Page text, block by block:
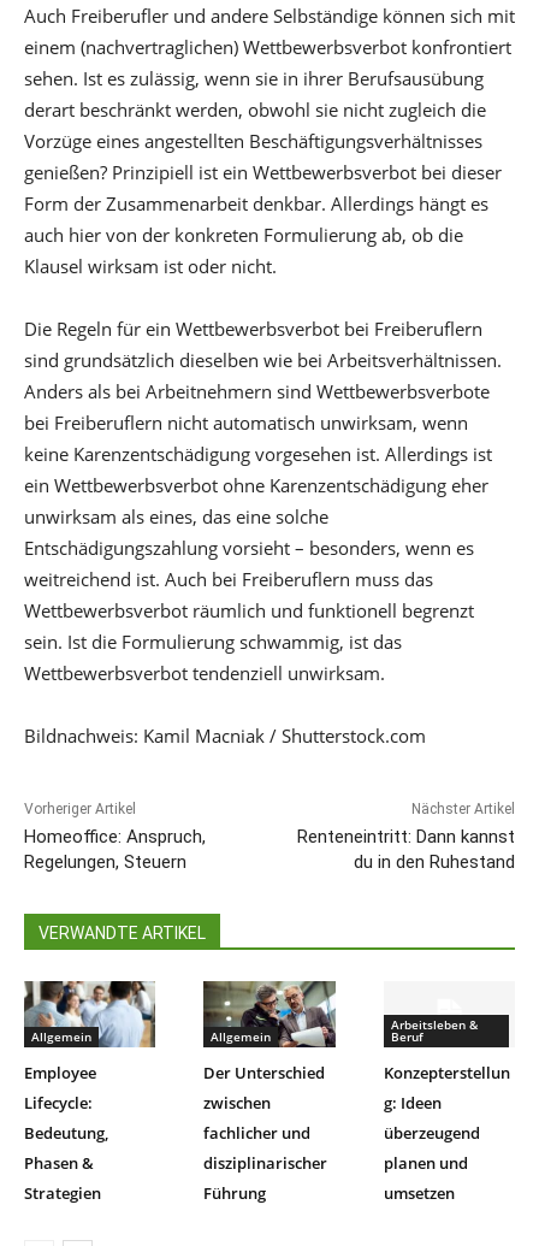
Auch Freiberufler und andere Selbständige können sich mit
einem (nachvertraglichen) Wettbewerbsverbot konfrontiert
sehen. Ist es zulässig, wenn sie in ihrer Berufsausübung
derart beschränkt werden, obwohl sie nicht zugleich die
Vorzüge eines angestellten Beschäftigungsverhältnisses
genießen? Prinzipiell ist ein Wettbewerbsverbot bei dieser
Form der Zusammenarbeit denkbar. Allerdings hängt es
auch hier von der konkreten Formulierung ab, ob die
Klausel wirksam ist oder nicht.
Die Regeln für ein Wettbewerbsverbot bei Freiberuflern
sind grundsätzlich dieselben wie bei Arbeitsverhältnissen.
Anders als bei Arbeitnehmern sind Wettbewerbsverbote
bei Freiberuflern nicht automatisch unwirksam, wenn
keine Karenzentschädigung vorgesehen ist. Allerdings ist
ein Wettbewerbsverbot ohne Karenzentschädigung eher
unwirksam als eines, das eine solche
Entschädigungszahlung vorsieht – besonders, wenn es
weitreichend ist. Auch bei Freiberuflern muss das
Wettbewerbsverbot räumlich und funktionell begrenzt
sein. Ist die Formulierung schwammig, ist das
Wettbewerbsverbot tendenziell unwirksam.
Bildnachweis: Kamil Macniak / Shutterstock.com
Vorheriger Artikel
Homeoffice: Anspruch,
Regelungen, Steuern
Nächster Artikel
Renteneintritt: Dann kannst
du in den Ruhestand
VERWANDTE ARTIKEL
Allgemein
Employee
Lifecycle:
Bedeutung,
Phasen &
Strategien
Allgemein
Der Unterschied
zwischen
fachlicher und
disziplinarischer
Führung
Arbeitsleben &
Beruf
Konzepterstellun
g: Ideen
überzeugend
planen und
umsetzen